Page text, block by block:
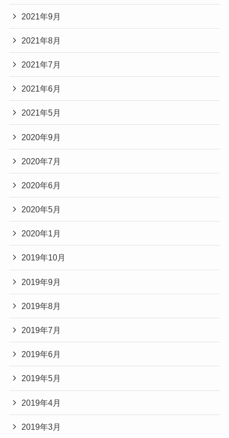
2021年9月
2021年8月
2021年7月
2021年6月
2021年5月
2020年9月
2020年7月
2020年6月
2020年5月
2020年1月
2019年10月
2019年9月
2019年8月
2019年7月
2019年6月
2019年5月
2019年4月
2019年3月